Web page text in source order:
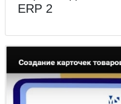
ERP 2